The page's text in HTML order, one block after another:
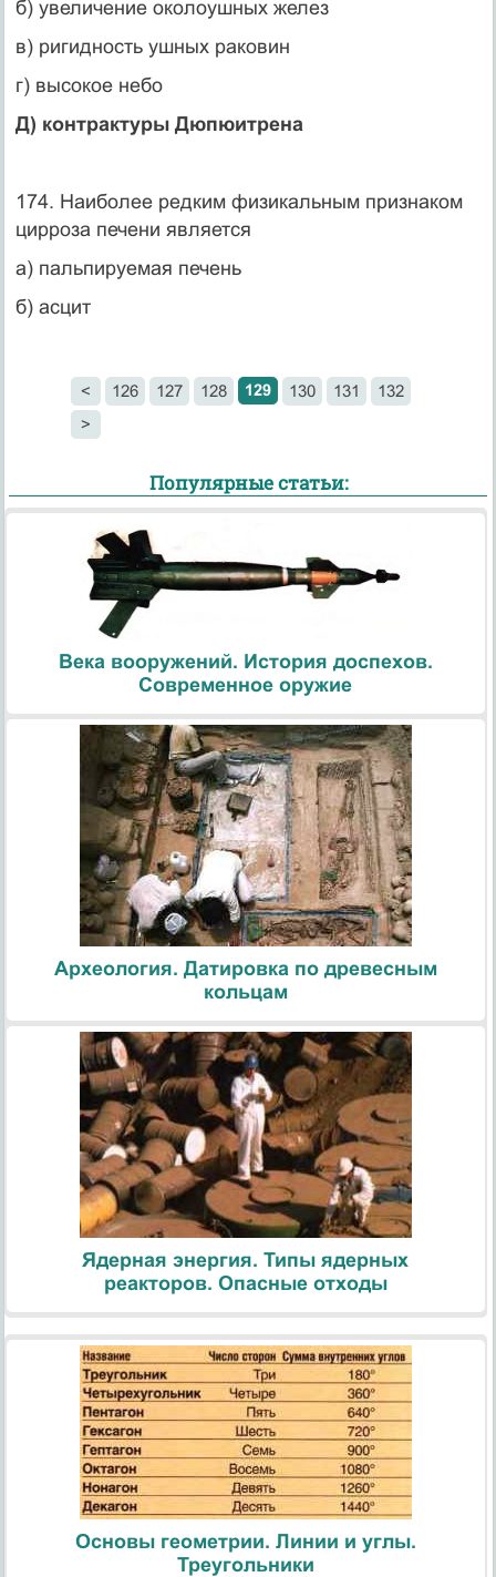
б) увеличение околоушных желез
в) ригидность ушных раковин
г) высокое небо
Д) контрактуры Дюпюитрена
174. Наиболее редким физикальным признаком
цирроза печени является
а) пальпируемая печень
б) асцит
< 126 127 128 129 130 131
132
>
Популярные статьи:
Века вооружений. История доспехов.
Современное оружие
Археология. Датировка по древесным
кольцам
Ядерная энергия. Типы ядерных
реакторов. Опасные отходы
Основы геометрии. Линии и углы.
Треугольники